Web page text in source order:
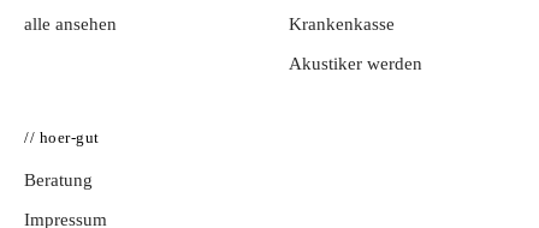
alle ansehen Krankenkasse
Akustiker werden
// hoer-gut
Beratung
Impressum